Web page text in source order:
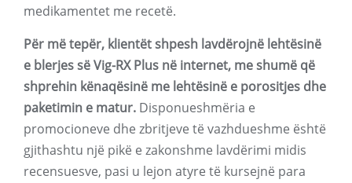
medikamentet me recetë.
Për më tepër, klientët shpesh lavdërojnë lehtësinë
e blerjes së Vig-RX Plus në internet, me shumë që
shprehin kënaqësinë me lehtësinë e porositjes dhe
paketimin e matur. Disponueshmëria e
promocioneve dhe zbritjeve të vazhdueshme është
gjithashtu një pikë e zakonshme lavdërimi midis
recensuesve, pasi u lejon atyre të kursejnë para